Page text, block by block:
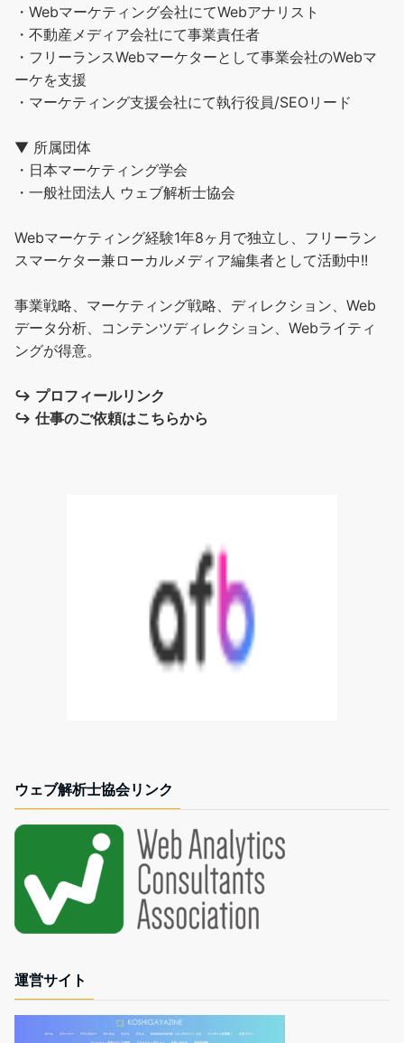
・Webマーケティング会社にてWebアナリスト
・不動産メディア会社にて事業責任者
・フリーランスWebマーケターとして事業会社のWebマ
ーケを支援
・マーケティング支援会社にて執行役員/SEOリード
▼ 所属団体
・日本マーケティング学会
・一般社団法人 ウェブ解析士協会
Webマーケティング経験1年8ヶ月で独立し、フリーラン
スマーケター兼ローカルメディア編集者として活動中!!
事業戦略、マーケティング戦略、ディレクション、Web
データ分析、コンテンツディレクション、Webライティ
ングが得意。
↪︎ プロフィールリンク
↪︎ 仕事のご依頼はこちらから
ウェブ解析士協会リンク
運営サイト